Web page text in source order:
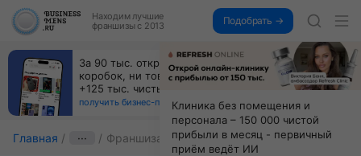
Находим лучшие
франшизы с 2013
Подобрать →
Пока все учатся пользоваться ИИ, вы можете
зарабатывать на их обучении по 500 тыс. каждый
месяц
получить бизнес-план ↓
Главная ··· Франшиза БАЛКОНЫЧЧ
Клиника без помещения и
персонала – 150 000 чистой
прибыли в месяц - первичный
приём ведёт ИИ